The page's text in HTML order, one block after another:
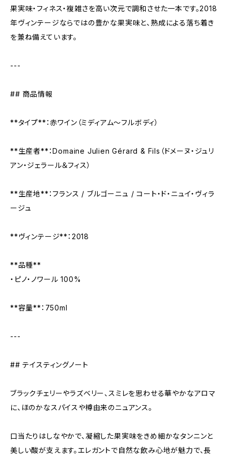
果実味・フィネス・複雑さを高い次元で調和させた一本です。2018
年ヴィンテージならではの豊かな果実味と、熟成による落ち着き
を兼ね備えています。
---
## 商品情報
**タイプ**：赤ワイン（ミディアム〜フルボディ）
**生産者**：Domaine Julien Gérard & Fils（ドメーヌ・ジュリ
アン・ジェラール＆フィス）
**生産地**：フランス / ブルゴーニュ / コート・ド・ニュイ・ヴィラ
ージュ
**ヴィンテージ**：2018
**品種**
・ピノ・ノワール 100%
**容量**：750ml
---
## テイスティングノート
ブラックチェリーやラズベリー、スミレを思わせる華やかなアロマ
に、ほのかなスパイスや樽由来のニュアンス。
口当たりはしなやかで、凝縮した果実味をきめ細かなタンニンと
美しい酸が支えます。エレガントで自然な飲み心地が魅力で、長